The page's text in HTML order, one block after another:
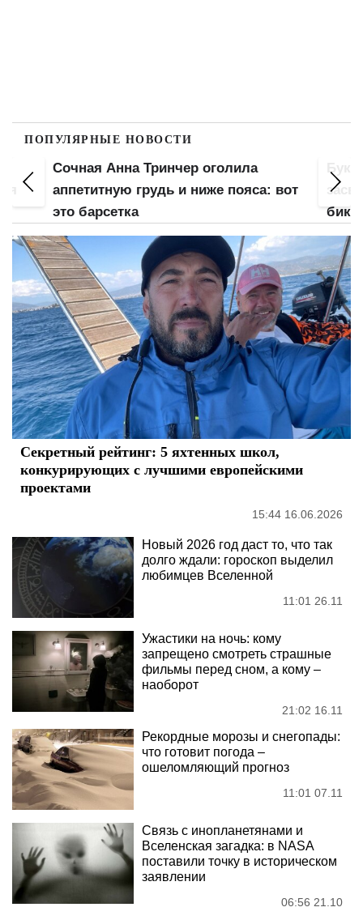
ПОПУЛЯРНЫЕ НОВОСТИ
Буквально голая Анна Тринчер
засветила сочный "орех": зона
бикини и аппетитные активы сразят
наповал
зона
Секретный рейтинг: 5 яхтенных школ,
конкурирующих с лучшими европейскими
проектами
15:44 16.06.2026
Новый 2026 год даст то, что так
долго ждали: гороскоп выделил
любимцев Вселенной
11:01 26.11
Ужастики на ночь: кому
запрещено смотреть страшные
фильмы перед сном, а кому –
наоборот
21:02 16.11
Рекордные морозы и снегопады:
что готовит погода –
ошеломляющий прогноз
11:01 07.11
Связь с инопланетянами и
Вселенская загадка: в NASA
поставили точку в историческом
заявлении
06:56 21.10